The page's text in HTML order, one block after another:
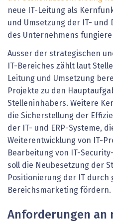
neue IT-Leitung als
und Umsetzung der IT-
des Unternehmens
Ausser der strategischen
IT-Bereiches zählt laut
Leitung und Umsetzung
Projekte zu den
Stelleninhabers. Weitere
die Sicherstellung der
der IT- und ERP-Systeme,
Weiterentwicklung von IT-
Bearbeitung von IT-
soll die Neubesetzung der
Positionierung der IT durch
Bereichsmarketing fördern.
Anforderungen an